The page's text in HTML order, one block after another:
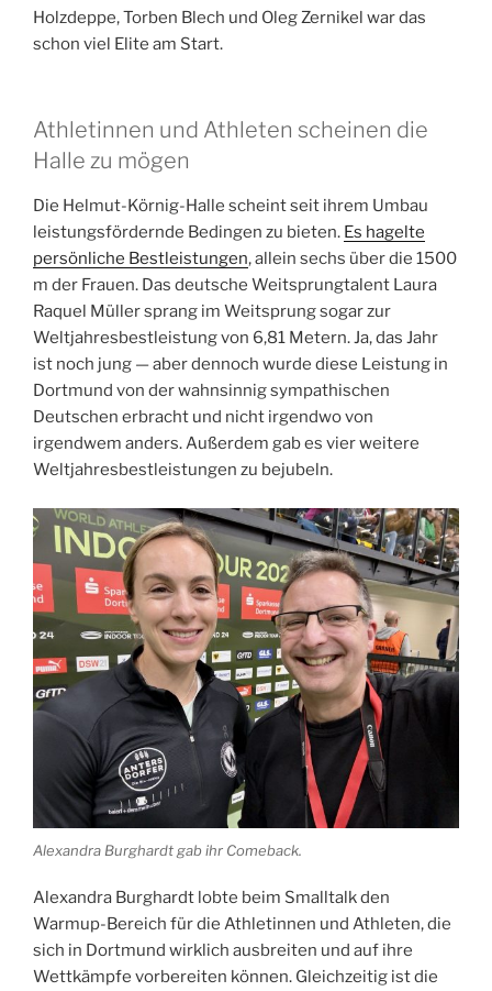
Holzdeppe, Torben Blech und Oleg Zernikel war das
schon viel Elite am Start.
Athletinnen und Athleten scheinen die
Halle zu mögen
Die Helmut-Körnig-Halle scheint seit ihrem Umbau
leistungsfördernde Bedingen zu bieten. Es hagelte
persönliche Bestleistungen, allein sechs über die 1500
m der Frauen. Das deutsche Weitsprungtalent Laura
Raquel Müller sprang im Weitsprung sogar zur
Weltjahresbestleistung von 6,81 Metern. Ja, das Jahr
ist noch jung — aber dennoch wurde diese Leistung in
Dortmund von der wahnsinnig sympathischen
Deutschen erbracht und nicht irgendwo von
irgendwem anders. Außerdem gab es vier weitere
Weltjahresbestleistungen zu bejubeln.
Alexandra Burghardt gab ihr Comeback.
Alexandra Burghardt lobte beim Smalltalk den
Warmup-Bereich für die Athletinnen und Athleten, die
sich in Dortmund wirklich ausbreiten und auf ihre
Wettkämpfe vorbereiten können. Gleichzeitig ist die